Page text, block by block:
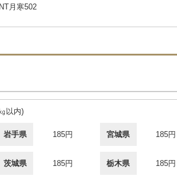
月寒502
以内)
岩手県 185円 宮城県 185円
茨城県 185円 栃木県 185円